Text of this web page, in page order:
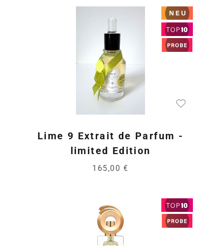
Lime 9 Extrait de Parfum -
limited Edition
165,00 €